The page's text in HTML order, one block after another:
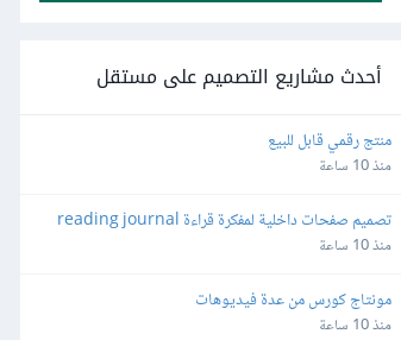
أحدث مشاريع التصميم على مستقل
منتج رقمي قابل للبيع
منذ 10 ساعة
تصميم صفحات داخلية لمفكرة قراءة reading journal
منذ 10 ساعة
مونتاج كورس من عدة فيديوهات
منذ 10 ساعة